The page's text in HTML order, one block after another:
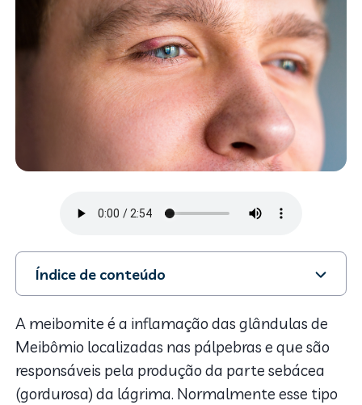
Índice de conteúdo
2. Diferenças entre meibomite e blefarite
3. Tratamento
A meibomite é a inflamação das glândulas de
Meibômio localizadas nas pálpebras e que são
responsáveis pela produção da parte sebácea
(gordurosa) da lágrima. Normalmente esse tipo